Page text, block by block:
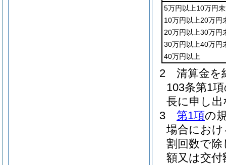
5万円以上10万円
10万円以上20万円
20万円以上30万円
30万円以上40万円
40万円以上
2
清算金を
103条第1
長に申し
3
第1項の
場合にお
割回数で
額又は交